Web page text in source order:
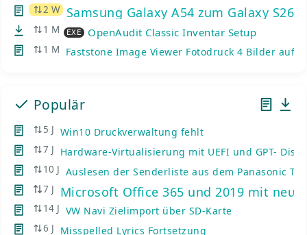
2 W Samsung Galaxy A54 zum Galaxy
1 M EXE OpenAudit Classic Inventar Setup
1 M Faststone Image Viewer Fotodruck 4 Bilder auf
Populär
5 J Win10 Druckverwaltung fehlt
7 J Hardware-Virtualisierung mit UEFI und GPT- Disks
10 J Auslesen der Senderliste aus dem Panasonic TV
7 J Microsoft Office 365 und 2019 mit
14 J VW Navi Zielimport über SD-Karte
6 J Misspelled Lyrics Fortsetzung